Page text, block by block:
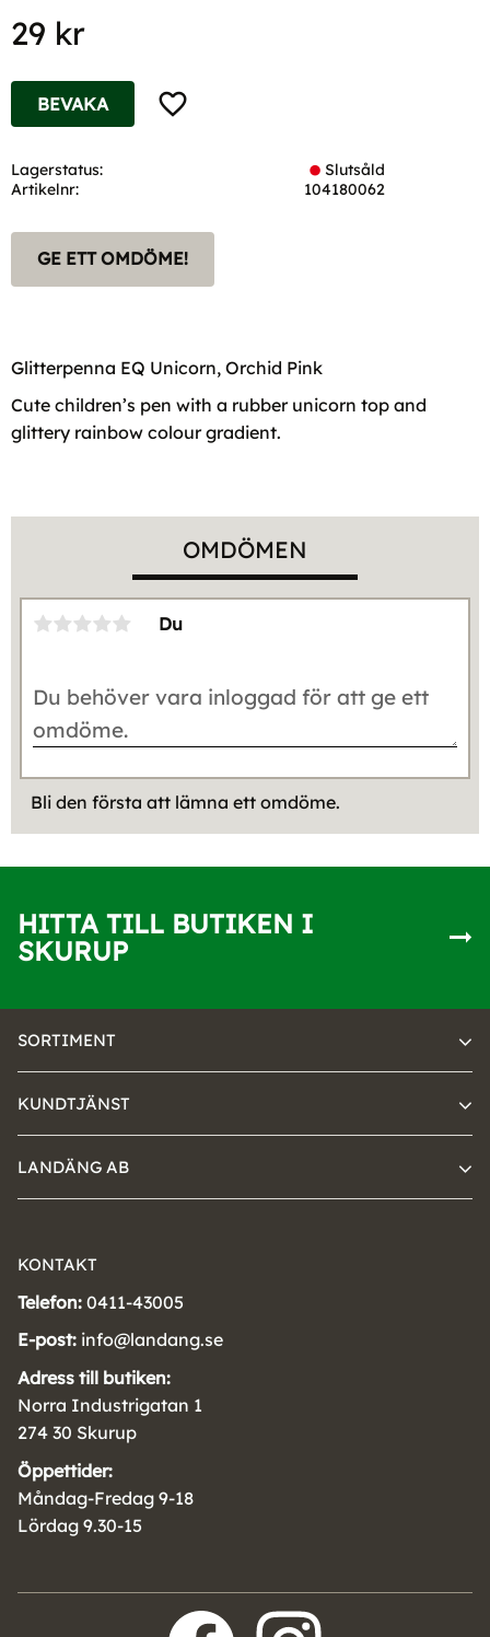
29 kr
Lägg till i favoriter
BEVAKA
Lagerstatus
Slutsåld
Artikelnr
104180062
GE ETT OMDÖME!
Glitterpenna EQ Unicorn, Orchid Pink
Cute children’s pen with a rubber unicorn top and
glittery rainbow colour gradient.
OMDÖMEN
Du
Bli den första att lämna ett omdöme.
HITTA TILL BUTIKEN I
SKURUP
SORTIMENT
KUNDTJÄNST
LANDÄNG AB
KONTAKT
Telefon: 0411-43005
E-post: info@landang.se
Adress till butiken:
Norra Industrigatan 1
274 30 Skurup
Öppettider:
Måndag-Fredag 9-18
Lördag 9.30-15